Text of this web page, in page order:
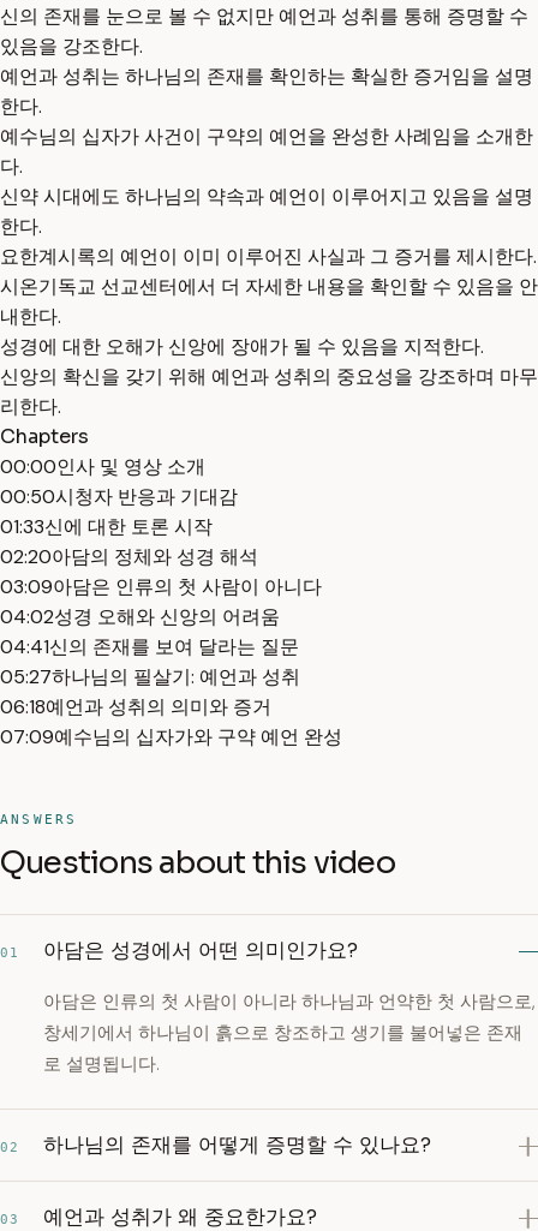
신의 존재를 눈으로 볼 수 없지만 예언과 성취를 통해 증명할 수
있음을 강조한다.
예언과 성취는 하나님의 존재를 확인하는 확실한 증거임을 설명
한다.
예수님의 십자가 사건이 구약의 예언을 완성한 사례임을 소개한
다.
신약 시대에도 하나님의 약속과 예언이 이루어지고 있음을 설명
한다.
요한계시록의 예언이 이미 이루어진 사실과 그 증거를 제시한다.
시온기독교 선교센터에서 더 자세한 내용을 확인할 수 있음을 안
내한다.
성경에 대한 오해가 신앙에 장애가 될 수 있음을 지적한다.
신앙의 확신을 갖기 위해 예언과 성취의 중요성을 강조하며 마무
리한다.
Chapters
00:00인사 및 영상 소개
00:50시청자 반응과 기대감
01:33신에 대한 토론 시작
02:20아담의 정체와 성경 해석
03:09아담은 인류의 첫 사람이 아니다
04:02성경 오해와 신앙의 어려움
04:41신의 존재를 보여 달라는 질문
05:27하나님의 필살기: 예언과 성취
06:18예언과 성취의 의미와 증거
07:09예수님의 십자가와 구약 예언 완성
ANSWERS
Questions about this video
01 아담은 성경에서 어떤 의미인가요?
아담은 인류의 첫 사람이 아니라 하나님과 언약한 첫 사람으로,
창세기에서 하나님이 흙으로 창조하고 생기를 불어넣은 존재
로 설명됩니다.
02 하나님의 존재를 어떻게 증명할 수 있나요?
03 예언과 성취가 왜 중요한가요?